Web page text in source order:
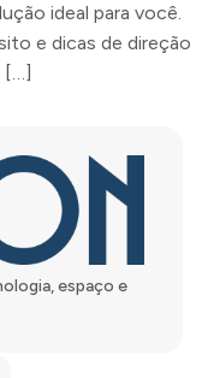
ideal para você.
e dicas de direção
[…]
espaço e